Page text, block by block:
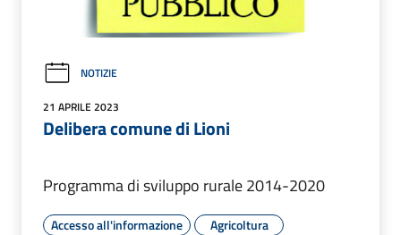
NOTIZIE
21 APRILE 2023
Delibera comune di Lioni
Programma di sviluppo rurale 2014-2020
Accesso all'informazione
Agricoltura